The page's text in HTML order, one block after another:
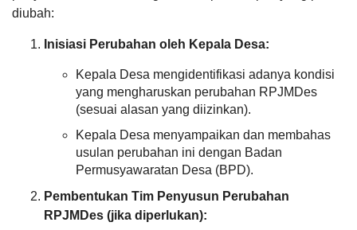
LAPAK DESA GALERI FOTO INVENTARIS
diubah:
Inisiasi Perubahan oleh Kepala Desa:
Kepala Desa mengidentifikasi adanya kondisi
yang mengharuskan perubahan RPJMDes
(sesuai alasan yang diizinkan).
Kepala Desa menyampaikan dan membahas
usulan perubahan ini dengan Badan
Permusyawaratan Desa (BPD).
Pembentukan Tim Penyusun Perubahan
RPJMDes (jika diperlukan):
Anggaran